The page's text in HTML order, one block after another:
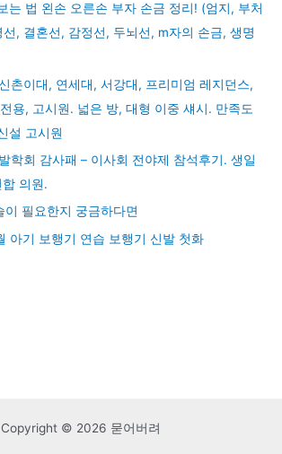
는 법 왼손 오른손 부자 손금 정리! (엄지, 부처
, 결혼선, 감정선, 두뇌선, m자의 손금, 생명
촌이대, 연세대, 서강대, 프리미엄 레지던스,
용, 고시원. 넓은 방, 대형 이중 섀시. 만족도
설 고시원
학회 감사패 – 이사회 전야제 참석후기. 생일
의원.
이 필요한지 궁금하다면
아기 보행기 연습 보행기 신발 첫화
Copyright © 2026 묻어버려